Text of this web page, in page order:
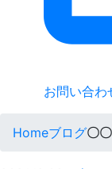
お問い合わ
Homeブログ〇